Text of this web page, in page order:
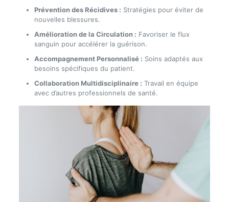
Prévention des Récidives : Stratégies pour éviter de
nouvelles blessures.
Amélioration de la Circulation : Favoriser le flux
sanguin pour accélérer la guérison.
Accompagnement Personnalisé : Soins adaptés aux
besoins spécifiques du patient.
Collaboration Multidisciplinaire : Travail en équipe
avec d’autres professionnels de santé.